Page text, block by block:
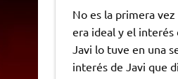
No es la primera
era ideal y el interés
Javi lo tuve en una
interés de Javi que